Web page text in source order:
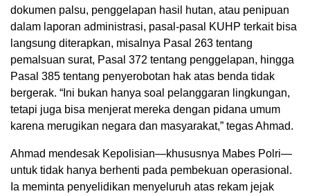
dokumen palsu, penggelapan hasil hutan, atau penipuan
dalam laporan administrasi, pasal-pasal KUHP terkait bisa
langsung diterapkan, misalnya Pasal 263 tentang
pemalsuan surat, Pasal 372 tentang penggelapan, hingga
Pasal 385 tentang penyerobotan hak atas benda tidak
bergerak. “Ini bukan hanya soal pelanggaran lingkungan,
tetapi juga bisa menjerat mereka dengan pidana umum
karena merugikan negara dan masyarakat,” tegas Ahmad.
Ahmad mendesak Kepolisian—khususnya Mabes Polri—
untuk tidak hanya berhenti pada pembekuan operasional.
Ia meminta penyelidikan menyeluruh atas rekam jejak